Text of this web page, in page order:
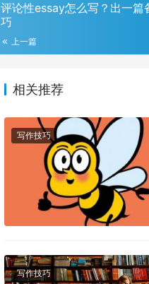
评论性essay怎么写？出一
巧
上一篇
相关推荐
写作技巧
写作技巧